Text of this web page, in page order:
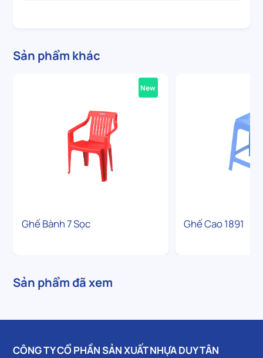
Sản phẩm khác
Ghế Bành 7 Sọc
New
Ghế Cao 1891
Sản phẩm đã xem
CÔNG TY CỔ PHẦN SẢN XUẤT NHỰA DUY TÂN